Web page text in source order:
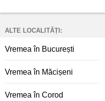
ALTE LOCALITĂȚI:
Vremea în București
Vremea în Măcișeni
Vremea în Corod